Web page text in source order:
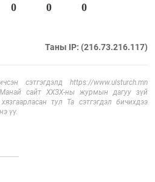
0 0 0
Таны IP: (216.73.216.117)
сэтгэгдэлд https://www.ulsturch.mn
Манай сайт ХХЗХ-ны журмын дагуу зүй
тул Та сэтгэгдэл бичихдээ
үү.